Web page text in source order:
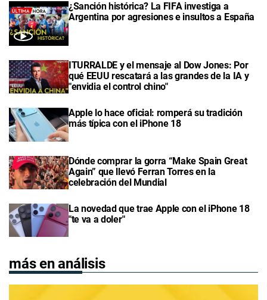
¿Sanción histórica? La FIFA investiga a
Argentina por agresiones e insultos a España
ITURRALDE y el mensaje al Dow Jones: Por
qué EEUU rescatará a las grandes de la IA y
"envidia el control chino"
Apple lo hace oficial: romperá su tradición
más típica con el iPhone 18
Dónde comprar la gorra “Make Spain Great
Again” que llevó Ferran Torres en la
celebración del Mundial
La novedad que trae Apple con el iPhone 18
"te va a doler"
más en análisis